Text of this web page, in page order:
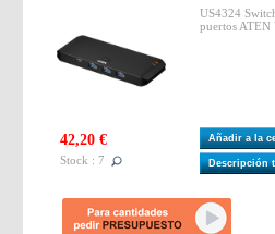
US4324
puertos ATEN
42,20 €
Stock : 7
Añadir a la
Descripción